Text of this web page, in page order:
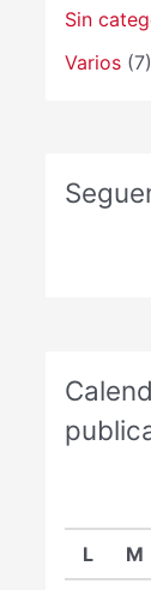
Sin
Varios (7)
L M